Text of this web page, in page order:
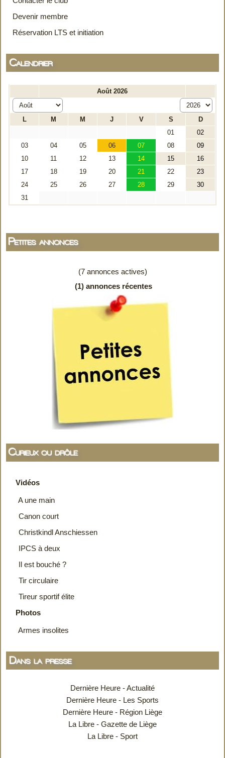
Devenir membre
Réservation LTS et initiation
Calendrier
Petites annonces
(7 annonces actives)
(1) annonces récentes
Curieux ou drôle
Vidéos
A une main
Canon court
Christkindl Anschiessen
IPCS à deux
Il est bouché ?
Tir circulaire
Tireur sportif élite
Photos
Armes insolites
Dans la presse
Dernière Heure - Actualité
Dernière Heure - Les Sports
Dernière Heure - Région Liège
La Libre - Gazette de Liège
La Libre - Sport